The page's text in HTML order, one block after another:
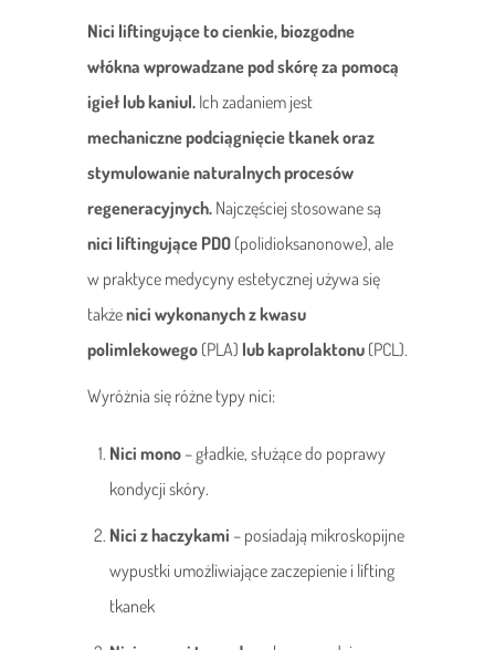
Nici liftingujące to cienkie, biozgodne
włókna wprowadzane pod skórę za pomocą
igieł lub kaniul. Ich zadaniem jest
mechaniczne podciągnięcie tkanek oraz
stymulowanie naturalnych procesów
regeneracyjnych. Najczęściej stosowane są
nici liftingujące PDO (polidioksanonowe), ale
w praktyce medycyny estetycznej używa się
takżenici wykonanych z kwasu
polimlekowego (PLA) lub kaprolaktonu (PCL).
Wyróżnia się różne typy nici:
Nici mono – gładkie, służące do poprawy
kondycji skóry.
Nici z haczykami – posiadają mikroskopijne
wypustki umożliwiające zaczepienie i lifting
tkanek